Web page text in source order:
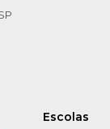
Escolas